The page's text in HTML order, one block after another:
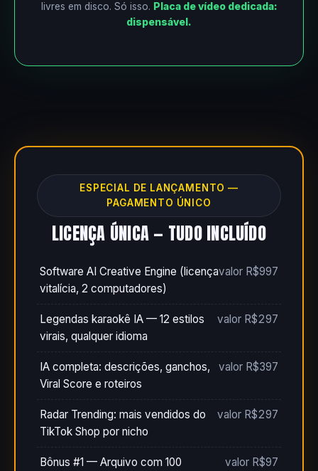
livres em disco. Só isso. Placa de vídeo dedicada:
dispensável.
ESPECIAL DE LANÇAMENTO —
PAGAMENTO ÚNICO
LICENÇA ÚNICA — TUDO INCLUÍDO
Software AI Creative Engine (licença
vitalícia, 2 computadores)
valor R$997
Legendas karaokê IA — 12 estilos
virais, qualquer idioma
valor R$297
IA completa: descrições, ganchos,
Viral Score e roteiros
valor R$397
Radar Trending: mais vendidos do
TikTok Shop por nicho
valor R$297
Bônus #1 — Arquivo com 100 valor R$97